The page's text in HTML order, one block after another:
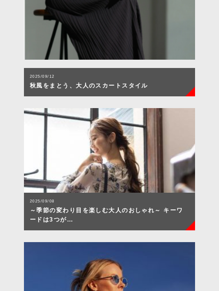
2025/09/12
秋風をまとう、大人のスカートスタイル
2025/09/08
～季節の変わり目を楽しむ大人のおしゃれ～ キーワ
ードは3つが…